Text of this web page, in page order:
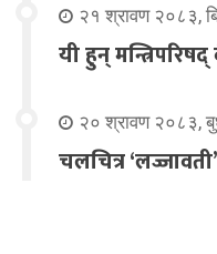
२१ श्रावण २०८३,
यी हुन्
२० श्रावण २०८३,
चलचित्र